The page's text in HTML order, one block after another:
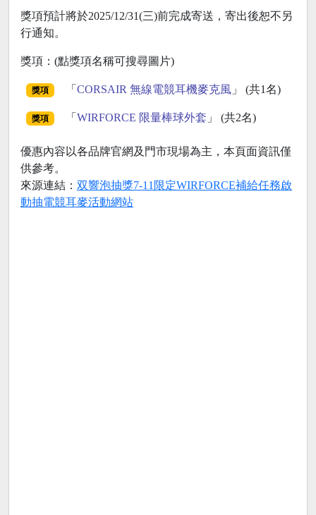
獎項預計將於2025/12/31(三)前完成寄送，寄出後恕不另
行通知。
獎項：(點獎項名稱可搜尋圖片)
獎項 「 CORSAIR 無線電競耳機麥克風」 (共1名)
獎項 「 WIRFORCE 限量棒球外套 」 (共2名)
優惠內容以各品牌官網及門市現場為主，本頁面資訊僅
供參考。
來源連結： 双響泡抽獎7-11限定WIRFORCE補給任務啟
動抽電競耳麥活動網站